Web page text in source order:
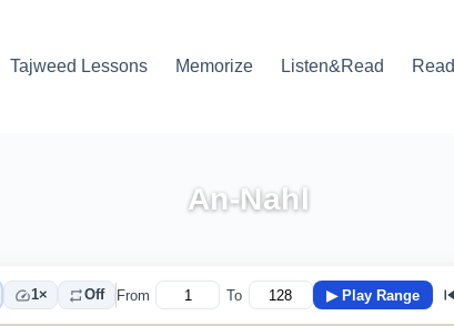
Tajweed Lessons Memorize Listen&Read Read
An-Nahl
1× Off From To ▶Play Range